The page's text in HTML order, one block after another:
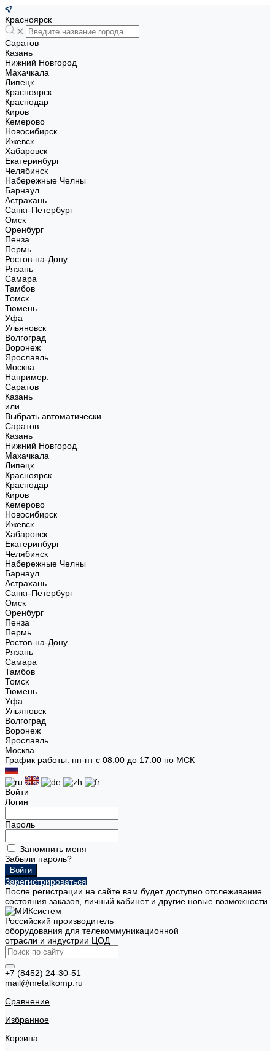
Красноярск
Саратов
Казань
Нижний Новгород
Махачкала
Липецк
Красноярск
Краснодар
Киров
Кемерово
Новосибирск
Ижевск
Хабаровск
Екатеринбург
Челябинск
Набережные Челны
Барнаул
Астрахань
Санкт-Петербург
Омск
Оренбург
Пенза
Пермь
Ростов-на-Дону
Рязань
Самара
Тамбов
Томск
Тюмень
Уфа
Ульяновск
Волгоград
Воронеж
Ярославль
Москва
Например:
Саратов
Казань
или
Выбрать автоматически
Саратов
Казань
Нижний Новгород
Махачкала
Липецк
Красноярск
Краснодар
Киров
Кемерово
Новосибирск
Ижевск
Хабаровск
Екатеринбург
Челябинск
Набережные Челны
Барнаул
Астрахань
Санкт-Петербург
Омск
Оренбург
Пенза
Пермь
Ростов-на-Дону
Рязань
Самара
Тамбов
Томск
Тюмень
Уфа
Ульяновск
Волгоград
Воронеж
Ярославль
Москва
График работы: пн-пт с 08:00 до 17:00 по МСК
Войти
Логин
Пароль
Запомнить меня
Забыли пароль?
Зарегистрироваться
После регистрации на сайте вам будет доступно отслеживание
состояния заказов, личный кабинет и другие новые возможности
Российский производитель
оборудования для телекоммуникационной
отрасли и индустрии ЦОД
+7 (8452) 24-30-51
mail@metalkomp.ru
Сравнение
Избранное
Корзина